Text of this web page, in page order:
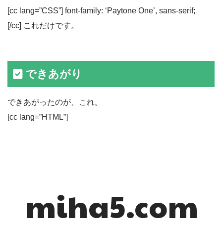
[cc lang=”CSS”] font-family: ‘Paytone One’, sans-serif;
[/cc] これだけです。
できあがり
できあがったのが、これ。
[cc lang=”HTML”]
miha5.com